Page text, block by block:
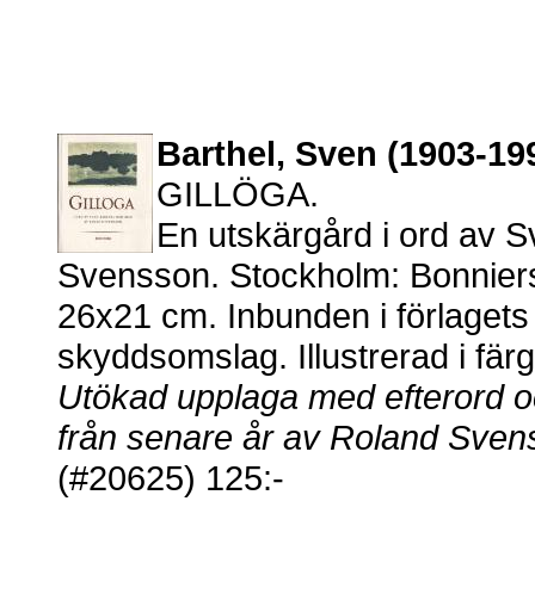
Barthel, Sven (1903-
GILLÖGA.
En utskärgård i ord av
Svensson. Stockholm:
26x21 cm. Inbunden i
skyddsomslag. Illustrerad i
Utökad upplaga med efterord
från senare år av Roland
(#20625) 125:-